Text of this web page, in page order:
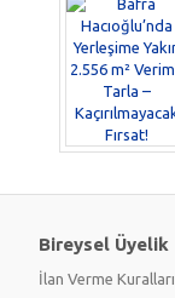
Bireysel Üyelik
İlan Verme Kuralları